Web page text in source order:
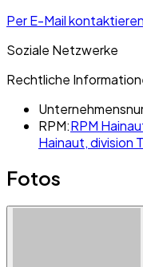
Per E-Mail kontaktieren
Soziale Netzwerke
Rechtliche
RPM:RPM
Hainaut, division
Fotos